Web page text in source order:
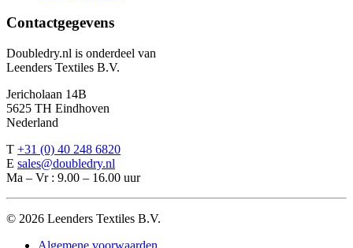
Contactgegevens
Doubledry.nl is onderdeel van
Leenders Textiles B.V.
Jericholaan 14B
5625 TH Eindhoven
Nederland
T +31 (0) 40 248 6820
E sales@doubledry.nl
Ma – Vr : 9.00 – 16.00 uur
© 2026 Leenders Textiles B.V.
Algemene voorwaarden